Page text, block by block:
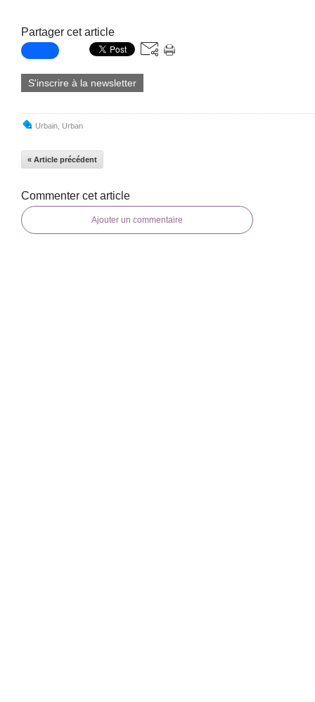
Partager cet article
S'inscrire à la newsletter
Urbain Urban
« Article précédent
Commenter cet article
Ajouter un commentaire